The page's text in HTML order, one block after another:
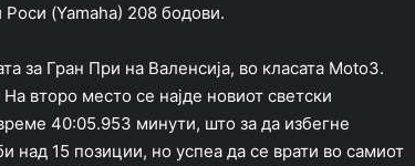
(Yamaha) 208 бодови.
за Гран При на Валенсија, во класата Moto3.
второ место се најде новиот светски
40:05.953 минути, што за да избегне
над 15 позиции, но успеа да се врати во самиот